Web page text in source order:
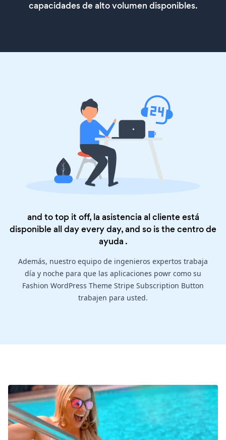
capacidades de alto volumen disponibles.
and to top it off, la asistencia al cliente está
disponible all day every day, and so is thecentro de
ayuda .
Además, nuestro equipo de ingenieros expertos trabaja
día y noche para que las aplicaciones powr como su
Fashion WordPress Theme Stripe Subscription Button
trabajen para usted.